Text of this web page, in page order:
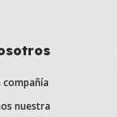
nuestra